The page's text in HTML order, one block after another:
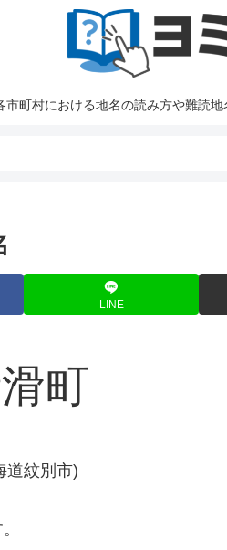
市町村における地名の読み方や難読
LINE
町
道紋別市)